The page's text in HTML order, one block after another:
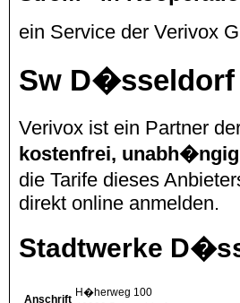
ein Service der Verivox
Sw D�sseldorf
Verivox ist ein Partner
kostenfrei,
die Tarife dieses
direkt online anmelden.
Stadtwerke
Anschrift
H�herweg 100